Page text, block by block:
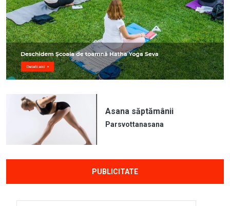
Asana săptămânii
Parsvottanasana
PUBLICITATE